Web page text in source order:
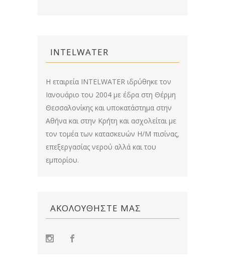
INTELWATER
Η εταιρεία INTELWATER ιδρύθηκε τον
Ιανουάριο του 2004 με έδρα στη Θέρμη
Θεσσαλονίκης και υποκατάστημα στην
Αθήνα και στην Κρήτη και ασχολείται με
τον τομέα των κατασκευών Η/Μ πισίνας,
επεξεργασίας νερού αλλά και του
εμπορίου.
ΑΚΟΛΟΥΘΉΣΤΕ ΜΑΣ